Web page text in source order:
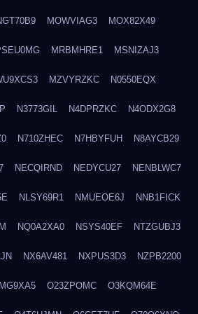
MOWVIAG3 MOX82X49
MRBMHRE1 MSNIZAJ3
MZVYRZKC N0550EQX
N3773GIL N4DPRZKC N4ODX2G8
N710ZHEC N7HBYFUH N8AYCB29
NECQIRND NEDYCU27 NENBLWC7
NLSY69R1 NMUEOE6J NNB1FICK
NQ0A2XA0 NSYS40EF NTZGUBJ3
NX6AV481 NXPUS3D3 NZPB2200
O23ZPOMC O3KQM64E